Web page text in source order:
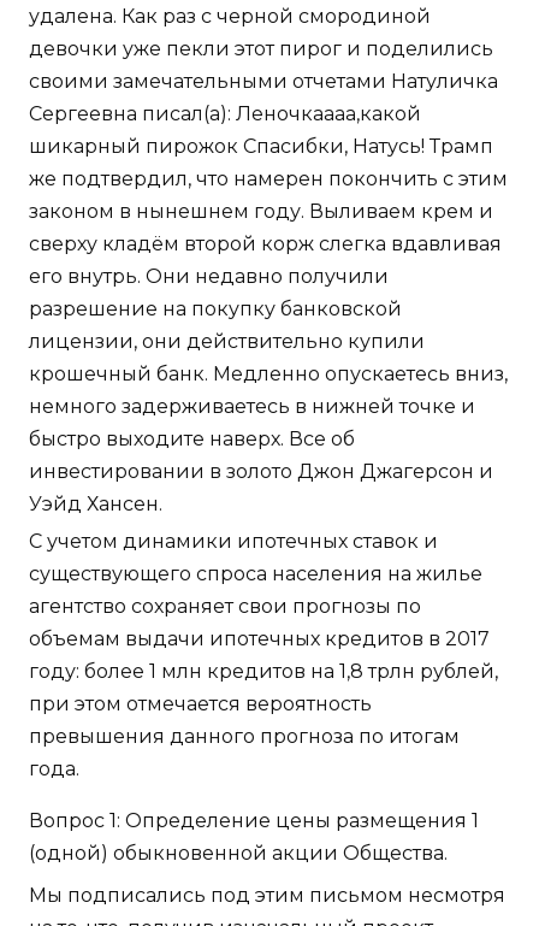
удалена. Как раз с черной смородиной
девочки уже пекли этот пирог и поделились
своими замечательными отчетами Натуличка
Сергеевна писал(а): Леночкаааа,какой
шикарный пирожок Спасибки, Натусь! Трамп
же подтвердил, что намерен покончить с этим
законом в нынешнем году. Выливаем крем и
сверху кладём второй корж слегка вдавливая
его внутрь. Они недавно получили
разрешение на покупку банковской
лицензии, они действительно купили
крошечный банк. Медленно опускаетесь вниз,
немного задерживаетесь в нижней точке и
быстро выходите наверх. Все об
инвестировании в золото Джон Джагерсон и
Уэйд Хансен.
С учетом динамики ипотечных ставок и
существующего спроса населения на жилье
агентство сохраняет свои прогнозы по
объемам выдачи ипотечных кредитов в 2017
году: более 1 млн кредитов на 1,8 трлн рублей,
при этом отмечается вероятность
превышения данного прогноза по итогам
года.
Вопрос 1: Определение цены размещения 1
(одной) обыкновенной акции Общества.
Мы подписались под этим письмом несмотря